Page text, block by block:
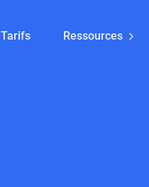
Tarifs Ressources